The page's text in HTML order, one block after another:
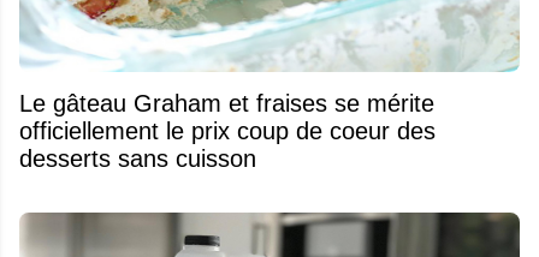
Le gâteau Graham et fraises se mérite
officiellement le prix coup de coeur des
desserts sans cuisson